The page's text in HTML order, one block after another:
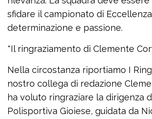
sfidare il campionato di
determinazione e passione.
*Il ringraziamento di Clemente
Nella circostanza riportiamo I
nostro collega di redazione
ha voluto ringraziare la dirigenza
Polisportiva Gioiese, guidata da